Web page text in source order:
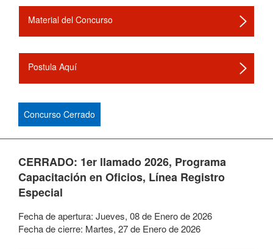
Material del Concurso
Postula Aquí
Concurso Cerrado
CERRADO: 1er llamado 2026, Programa
Capacitación en Oficios, Línea Registro
Especial
Fecha de apertura: Jueves, 08de Enerode2026
Fecha de cierre: Martes, 27de Enerode2026